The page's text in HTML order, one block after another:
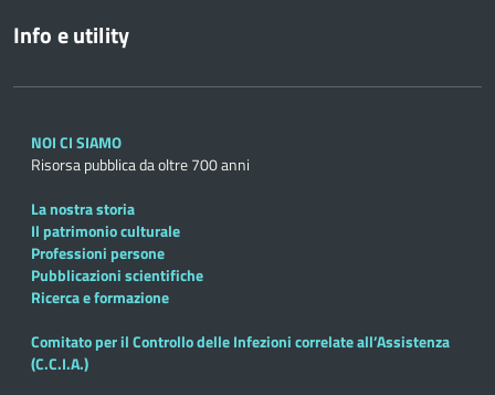
Info e utility
NOI CI SIAMO
Risorsa pubblica da oltre 700 anni
La nostra storia
Il patrimonio culturale
Professioni persone
Pubblicazioni scientifiche
Ricerca e formazione
Comitato per il Controllo delle Infezioni correlate all’Assistenza
(C.C.I.A.)